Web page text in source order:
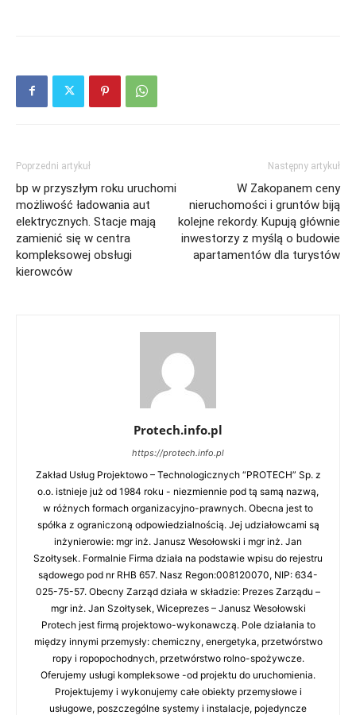
Poprzedni artykuł
bp w przyszłym roku uruchomi
możliwość ładowania aut
elektrycznych. Stacje mają
zamienić się w centra
kompleksowej obsługi
kierowców
Następny artykuł
W Zakopanem ceny
nieruchomości i gruntów biją
kolejne rekordy. Kupują głównie
inwestorzy z myślą o budowie
apartamentów dla turystów
Protech.info.pl
https://protech.info.pl
Zakład Usług Projektowo – Technologicznych “PROTECH” Sp. z
o.o. istnieje już od 1984 roku - niezmiennie pod tą samą nazwą,
w różnych formach organizacyjno-prawnych. Obecna jest to
spółka z ograniczoną odpowiedzialnością. Jej udziałowcami są
inżynierowie: mgr inż. Janusz Wesołowski i mgr inż. Jan
Szołtysek. Formalnie Firma działa na podstawie wpisu do rejestru
sądowego pod nr RHB 657. Nasz Regon:008120070, NIP: 634-
025-75-57. Obecny Zarząd działa w składzie: Prezes Zarządu –
mgr inż. Jan Szołtysek, Wiceprezes – Janusz Wesołowski
Protech jest firmą projektowo-wykonawczą. Pole działania to
między innymi przemysły: chemiczny, energetyka, przetwórstwo
ropy i ropopochodnych, przetwórstwo rolno-spożywcze.
Oferujemy usługi kompleksowe -od projektu do uruchomienia.
Projektujemy i wykonujemy całe obiekty przemysłowe i
usługowe, poszczególne systemy i instalacje, pojedyncze